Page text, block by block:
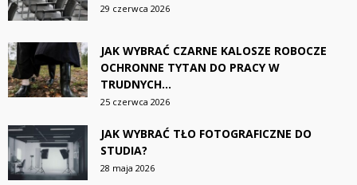
29 czerwca 2026
JAK WYBRAĆ CZARNE KALOSZE ROBOCZE
OCHRONNE TYTAN DO PRACY W
TRUDNYCH...
25 czerwca 2026
JAK WYBRAĆ TŁO FOTOGRAFICZNE DO
STUDIA?
28 maja 2026